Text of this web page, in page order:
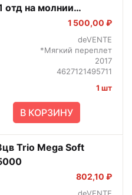
отд на молнии
1 500,00 ₽
deVENTE
*Мягкий переплет
2017
4627121495711
1 шт
В КОРЗИНУ
Trio Mega Soft
802,10 ₽
deVENTE